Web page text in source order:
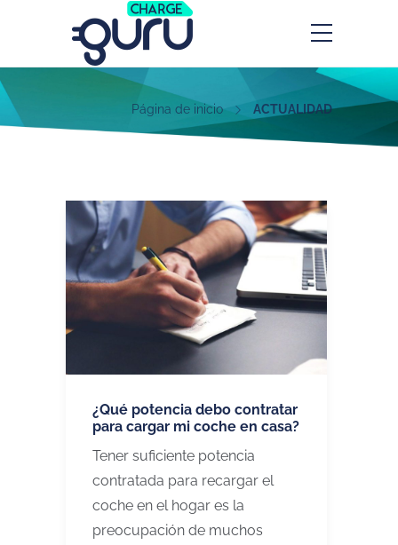
Página de inicio ACTUALIDAD
¿Qué potencia debo contratar
para cargar mi coche en casa?
Tener suficiente potencia
contratada para recargar el
coche en el hogar es la
preocupación de muchos